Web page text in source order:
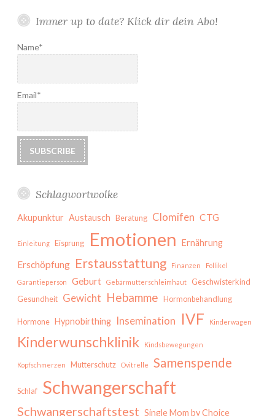
Immer up to date? Klick dir dein Abo!
Name*
Email*
Schlagwortwolke
Akupunktur Austausch Beratung Clomifen CTG
Einleitung Eisprung Emotionen Ernährung
Erschöpfung Erstausstattung Finanzen Follikel
Garantieperson Geburt Gebärmutterschleimhaut
Geschwisterkind
Gesundheit Gewicht Hebamme Hormonbehandlung
Hormone Hypnobirthing Insemination IVF Kinderwagen
Kinderwunschklinik Kindsbewegungen
Kopfschmerzen Mutterschutz Ovitrelle Samenspende
Schlaf Schwangerschaft
Schwangerschaftstest Single Mom by Choice